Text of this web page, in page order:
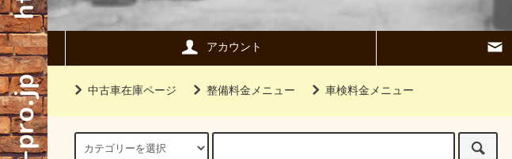
アカウント
中古車在庫ページ 整備料金メニュー 車検料金メニュー